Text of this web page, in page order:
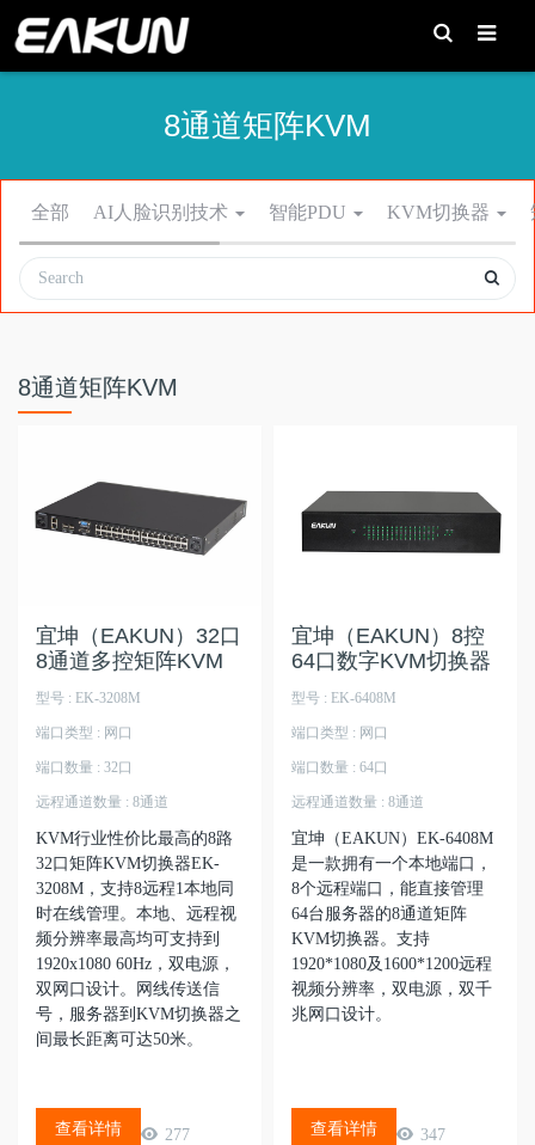
T
o
g
r
h
8通道矩阵KVM
全部 AI人脸识别技术 智能PDU KVM切换器
8通道矩阵KVM
宜坤（EAKUN）32口
8通道多控矩阵KVM
型号 : EK-3208M
端口类型 : 网口
端口数量 : 32口
远程通道数量 : 8通道
KVM行业性价比最高的8路
32口矩阵KVM切换器EK-
3208M，支持8远程1本地同
时在线管理。本地、远程视
频分辨率最高均可支持到
1920x1080 60Hz，双电源，
双网口设计。网线传送信
号，服务器到KVM切换器之
间最长距离可达50米。
277
查看详情
宜坤（EAKUN）8控
64口数字KVM切换器
型号 : EK-6408M
端口类型 : 网口
端口数量 : 64口
远程通道数量 : 8通道
宜坤（EAKUN）EK-6408M
是一款拥有一个本地端口，
8个远程端口，能直接管理
64台服务器的8通道矩阵
KVM切换器。支持
1920*1080及1600*1200远程
视频分辨率，双电源，双千
兆网口设计。
347
查看详情